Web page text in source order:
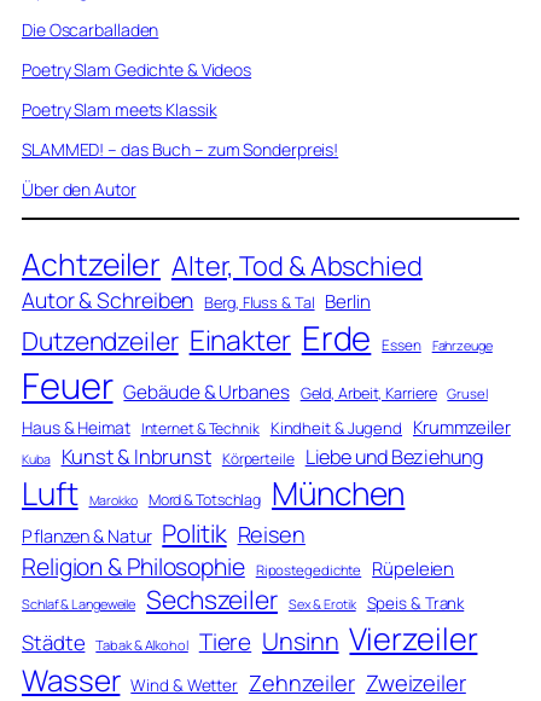
Die Oscarballaden
Poetry Slam Gedichte & Videos
Poetry Slam meets Klassik
SLAMMED! – das Buch – zum Sonderpreis!
Über den Autor
Achtzeiler Alter, Tod & Abschied
Autor & Schreiben Berg, Fluss & Tal Berlin
Dutzendzeiler Einakter Erde Essen Fahrzeuge
Feuer Gebäude & Urbanes Geld, Arbeit, Karriere Grusel
Haus & Heimat Internet & Technik Kindheit & Jugend Krummzeiler
Kuba Kunst & Inbrunst Körperteile Liebe und Beziehung
Luft Marokko Mord & Totschlag München
Pflanzen & Natur Politik Reisen
Religion & Philosophie Ripostegedichte Rüpeleien
Schlaf & Langeweile Sechszeiler Sex & Erotik Speis & Trank
Städte Tabak & Alkohol Tiere Unsinn Vierzeiler
Wasser Wind & Wetter Zehnzeiler Zweizeiler